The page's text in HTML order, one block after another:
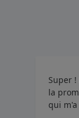
Super
la
qui